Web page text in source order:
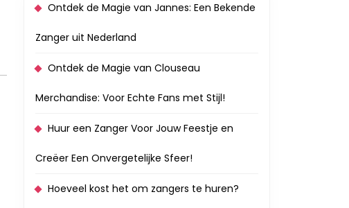
Ontdek de Magie van Jannes: Een Bekende
Zanger uit Nederland
Ontdek de Magie van Clouseau
Merchandise: Voor Echte Fans met Stijl!
Huur een Zanger Voor Jouw Feestje en
Creëer Een Onvergetelijke Sfeer!
Hoeveel kost het om zangers te huren?